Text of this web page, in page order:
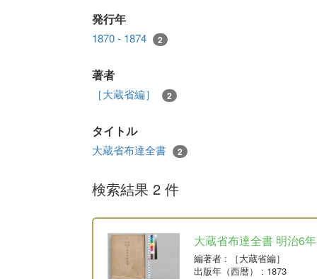
発行年
1870 - 1874 2
著者
［大蔵省編］ 2
タイトル
大蔵省布達全書 2
検索結果 2 件
大蔵省布達全書 明治6年
編著者 : ［大蔵省編］
出版年（西暦）
: 1873